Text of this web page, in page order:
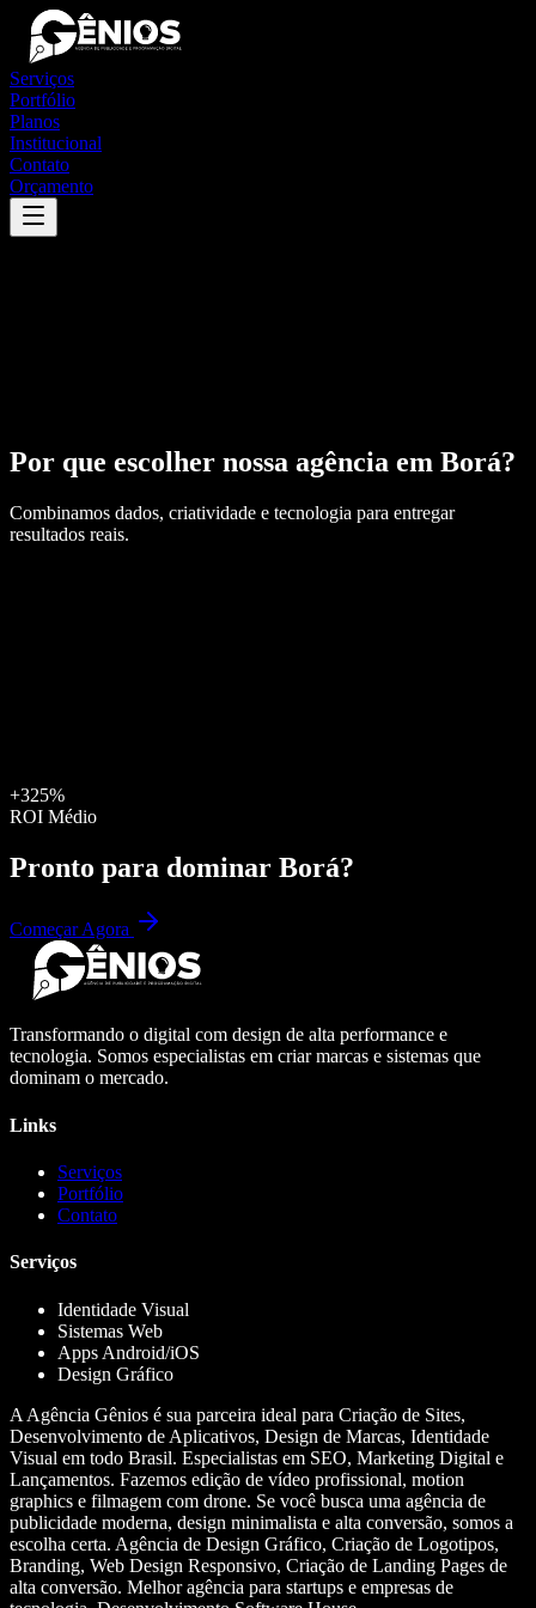
Serviços
Portfólio
Planos
Institucional
Contato
Orçamento
Por que escolher nossa agência em Borá?
Combinamos dados, criatividade e tecnologia para entregar
resultados reais.
+325%
ROI Médio
Pronto para dominar Borá?
Começar Agora
Transformando o digital com design de alta performance e
tecnologia. Somos especialistas em criar marcas e sistemas que
dominam o mercado.
Links
Serviços
Portfólio
Contato
Serviços
Identidade Visual
Sistemas Web
Apps Android/iOS
Design Gráfico
A Agência Gênios é sua parceira ideal para Criação de Sites,
Desenvolvimento de Aplicativos, Design de Marcas, Identidade
Visual em todo Brasil. Especialistas em SEO, Marketing Digital e
Lançamentos. Fazemos edição de vídeo profissional, motion
graphics e filmagem com drone. Se você busca uma agência de
publicidade moderna, design minimalista e alta conversão, somos a
escolha certa. Agência de Design Gráfico, Criação de Logotipos,
Branding, Web Design Responsivo, Criação de Landing Pages de
alta conversão. Melhor agência para startups e empresas de